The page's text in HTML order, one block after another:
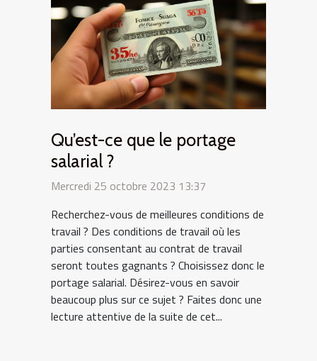
Qu’est-ce que le portage
salarial ?
Mercredi 25 octobre 2023 13:37
Recherchez-vous de meilleures conditions de
travail ? Des conditions de travail où les
parties consentant au contrat de travail
seront toutes gagnants ? Choisissez donc le
portage salarial. Désirez-vous en savoir
beaucoup plus sur ce sujet ? Faites donc une
lecture attentive de la suite de cet...